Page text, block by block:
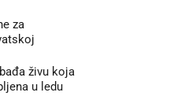
za
živu koja
u ledu